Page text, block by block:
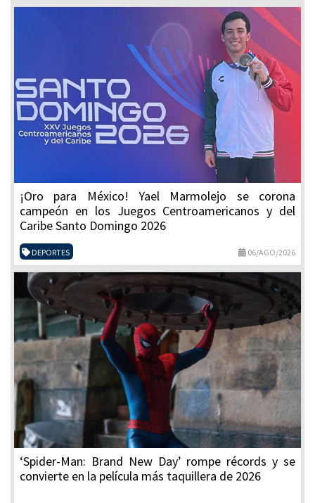
¡Oro para México! Yael Marmolejo se corona
campeón en los Juegos Centroamericanos y del
Caribe Santo Domingo 2026
DEPORTES 06/AGO/2026
‘Spider-Man: Brand New Day’ rompe récords y se
convierte en la película más taquillera de 2026